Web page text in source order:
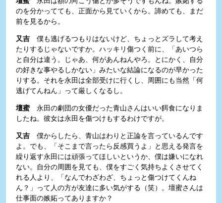
のを分かってても、正面から見ていくから。諦めても、まだ
前を見るから。
又吉 僕も逃げるつもりはないけど、ちょっとズラして考え
たりするじゃないですか。ハッキリ傷つく前に、「あいつら
と自分は違う。じゃあ、何があんねんやろ。とにかく、自分
の好きな事やるしかない」みたいな結論になるのが早かった
りする。それを永田は全部受けに行くし、周囲にも当然「何
逃げてんねん」って厳しくなるし。
壇蜜 永田の劇団の女優だった青山さんはいい餌食になりま
したね。彼女は永田を傷つけもするわけですが。
又吉 僕からしたら、青山はわりと正論を言っているんです
よ。でも、「そこまで言ったら反感買うよ」と思える発言を
繰り返す永田には頑張ってほしいというか、僕は嫌いになれ
ない。自分の周囲を見ても、僕をすごく気持ちよくさせてく
れる人より、「なんでわざわざ、ちょっと傷つけてくんね
ん？」って人の方が友達に多い気がする（笑）。壇蜜さんは
仕事面の嫉妬ってありますか？